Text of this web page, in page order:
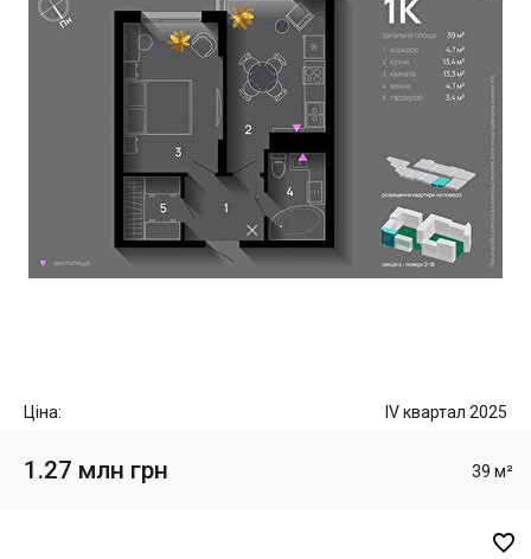
Ціна: IV квартал 2025
1.27 млн грн 39 м²
